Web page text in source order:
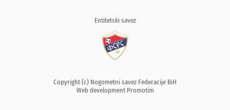
Entitetski savez
Copyright (c) Nogometni savez Federacije BiH
Web development Promotim